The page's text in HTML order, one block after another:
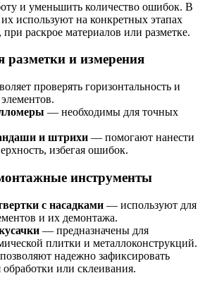
и уменьшить количество ошибок. В
используют на конкретных этапах
раскрое материалов или разметке.
разметки и измерения
проверять горизонтальность и
— необходимы для точных
и штрихи — помогают нанести
избегая ошибок.
инструменты
с насадками — используют для
и их демонтажа.
— предназначены для
плитки и металлоконструкций.
надежно зафиксировать
обработки или склеивания.